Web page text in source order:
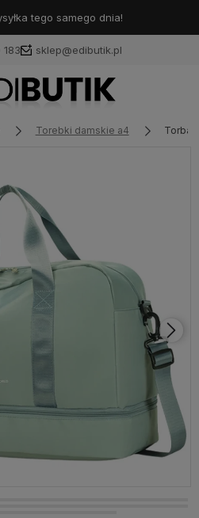
tego samego dnia!
sklep@edibutik.pl
Torebki damskie a4 Torba